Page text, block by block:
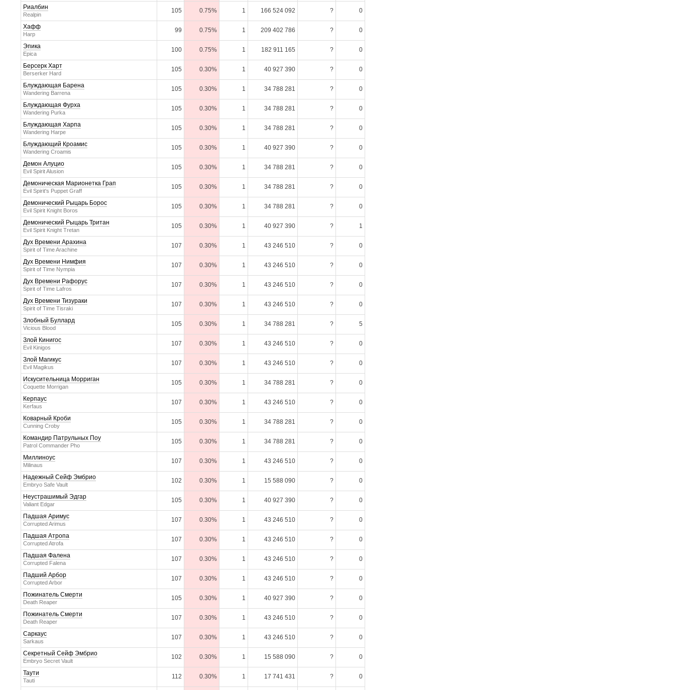
Риалбин
Realpin
105 0.75% 1 166 524 092 ? 0
Хафф
Harp
99 0.75% 1 209 402 786 ? 0
Эпика
Epica
100 0.75% 1 182 911 165 ? 0
Берсерк Харт
Berserker Hard
105 0.30% 1 40 927 390 ? 0
Блуждающая Барена
Wandering Barrena
105 0.30% 1 34 788 281 ? 0
Блуждающая Фурха
Wandering Purka
105 0.30% 1 34 788 281 ? 0
Блуждающая Харпа
Wandering Harpe
105 0.30% 1 34 788 281 ? 0
Блуждающий Кроамис
Wandering Croamis
105 0.30% 1 40 927 390 ? 0
Демон Алуцио
Evil Spirit Alusion
105 0.30% 1 34 788 281 ? 0
Демоническая Марионетка Грап
Evil Spirit's Puppet Graff
105 0.30% 1 34 788 281 ? 0
Демонический Рыцарь Борос
Evil Spirit Knight Boros
105 0.30% 1 34 788 281 ? 0
Демонический Рыцарь Тритан
Evil Spirit Knight Tretan
105 0.30% 1 40 927 390 ? 1
Дух Времени Арахина
Spirit of Time Arachine
107 0.30% 1 43 246 510 ? 0
Дух Времени Нимфия
Spirit of Time Nympia
107 0.30% 1 43 246 510 ? 0
Дух Времени Рафорус
Spirit of Time Lafros
107 0.30% 1 43 246 510 ? 0
Дух Времени Тизураки
Spirit of Time Tisraki
107 0.30% 1 43 246 510 ? 0
Злобный Буллард
Vicious Blood
105 0.30% 1 34 788 281 ? 5
Злой Кинигос
Evil Kinigos
107 0.30% 1 43 246 510 ? 0
Злой Магикус
Evil Magikus
107 0.30% 1 43 246 510 ? 0
Искусительница Морриган
Coquette Morrigan
105 0.30% 1 34 788 281 ? 0
Керпаус
Kerfaus
107 0.30% 1 43 246 510 ? 0
Коварный Кроби
Cunning Croby
105 0.30% 1 34 788 281 ? 0
Командир Патрульных Поу
Patrol Commander Pho
105 0.30% 1 34 788 281 ? 0
Миллиноус
Milinaus
107 0.30% 1 43 246 510 ? 0
Надежный Сейф Эмбрио
Embryo Safe Vault
102 0.30% 1 15 588 090 ? 0
Неустрашимый Эдгар
Valiant Edgar
105 0.30% 1 40 927 390 ? 0
Падшая Аримус
Corrupted Arimus
107 0.30% 1 43 246 510 ? 0
Падшая Атропа
Corrupted Atrofa
107 0.30% 1 43 246 510 ? 0
Падшая Фалена
Corrupted Falena
107 0.30% 1 43 246 510 ? 0
Падший Арбор
Corrupted Arbor
107 0.30% 1 43 246 510 ? 0
Пожинатель Смерти
Death Reaper
105 0.30% 1 40 927 390 ? 0
Пожинатель Смерти
Death Reaper
107 0.30% 1 43 246 510 ? 0
Саркаус
Sarkaus
107 0.30% 1 43 246 510 ? 0
Секретный Сейф Эмбрио
Embryo Secret Vault
102 0.30% 1 15 588 090 ? 0
Таути
Tauti
112 0.30% 1 17 741 431 ? 0